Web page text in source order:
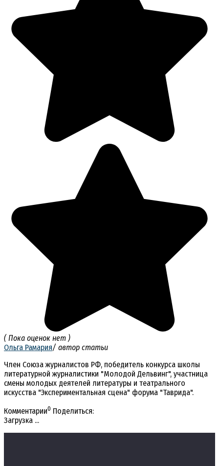
( Пока оценок нет )
Ольга Рамария/ автор статьи
Член Союза журналистов РФ, победитель конкурса школы
литературной журналистики "Молодой Дельвинг", участница
смены молодых деятелей литературы и театрального
искусства "Экспериментальная сцена" форума "Таврида".
Комментарии0 Поделиться:
Загрузка ...